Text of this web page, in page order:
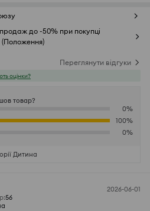
до -50% при покупці
Переглянути відгуки
оцінки?
товар?
0%
100%
0%
Дитина
2026-06-01
:56